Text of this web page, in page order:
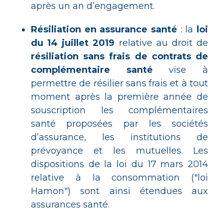
après un an d’engagement.
Résiliation en assurance santé : la
loi
du 14 juillet 2019 relative au droit de
résiliation sans frais de contrats de
complémentaire santévise à
permettre de résilier sans frais et à tout
moment après la première année de
souscription les complémentaires
santé proposées par les sociétés
d’assurance, les institutions de
prévoyance et les mutuelles. Les
dispositions de la loi du 17 mars 2014
relative à la consommation ("loi
Hamon") sont ainsi étendues aux
assurances santé.